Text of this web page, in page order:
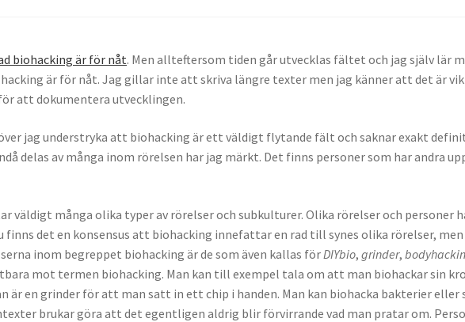
biohacking är för nåt. Men allteftersom tiden går utvecklas fältet och jag själv lär
är för nåt. Jag gillar inte att skriva längre texter men jag känner att det är
att dokumentera utvecklingen.
jag understryka att biohacking är ett väldigt flytande fält och saknar exakt
delas av många inom rörelsen har jag märkt. Det finns personer som har andra
väldigt många olika typer av rörelser och subkulturer. Olika rörelser och personer
det en konsensus att biohacking innefattar en rad till synes olika rörelser, men
inom begreppet biohacking är de som även kallas för DIYbio,grinder,
mot termen biohacking. Man kan till exempel tala om att man biohackar sin
är en grinder för att man satt in ett chip i handen. Man kan biohacka bakterier eller
brukar göra att det egentligen aldrig blir förvirrande vad man pratar om.